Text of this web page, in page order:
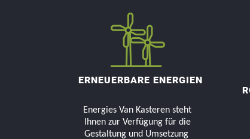
ERNEUERBARE ENERGIEN
Energies Van Kasteren steht
Ihnen zur Verfügung für die
Gestaltung und Umsetzung